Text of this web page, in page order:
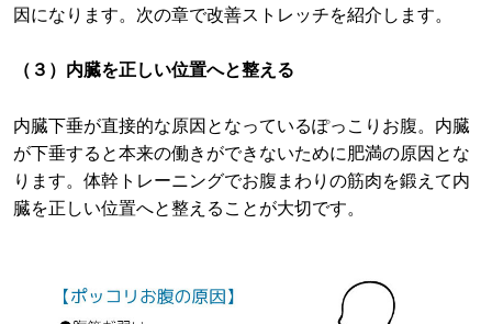
因になります。次の章で改善ストレッチを紹介します。
（３）内臓を正しい位置へと整える
内臓下垂が直接的な原因となっているぽっこりお腹。内臓
が下垂すると本来の働きができないために肥満の原因とな
ります。体幹トレーニングでお腹まわりの筋肉を鍛えて内
臓を正しい位置へと整えることが大切です。